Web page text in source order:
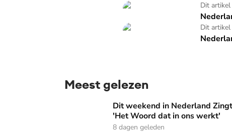
Dit
Nederland Zingt
Dit
Nederland zingt op zondag
Meest gelezen
Dit weekend in Nederland Zingt: 'Dordrecht
Dit weekend in Nederland
'Het Woord dat in ons werkt'
8 dagen geleden